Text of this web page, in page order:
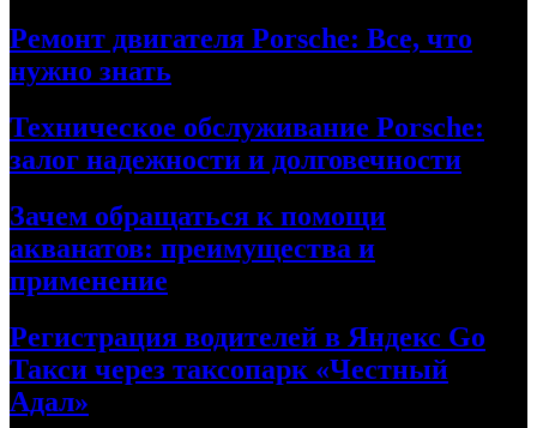
Ремонт двигателя Porsche: Все, что
нужно знать
Техническое обслуживание Porsche:
залог надежности и долговечности
Зачем обращаться к помощи
акванатов: преимущества и
применение
Регистрация водителей в Яндекс Go
Такси через таксопарк «Честный
Адал»